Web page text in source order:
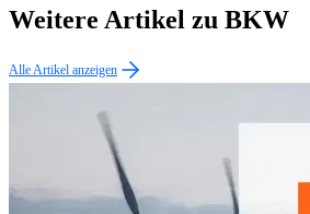
Weitere Artikel zu BKW
Alle Artikel anzeigen